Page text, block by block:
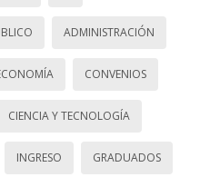
ADMINISTRACIÓN
CONVENIOS
CIENCIA Y TECNOLOGÍA
INGRESO GRADUADOS